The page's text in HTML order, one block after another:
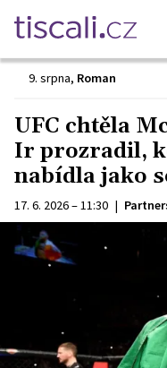
9. srpna, Roman
UFC chtěla
Ir prozradil,
nabídla jako
17. 6. 2026 – 11:30 |